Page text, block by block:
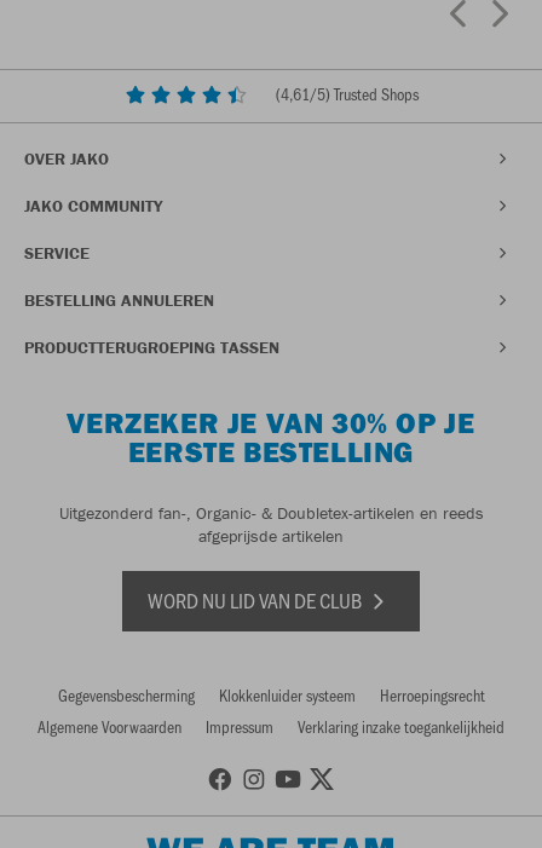
(4,61/5) Trusted Shops
OVER JAKO
JAKO COMMUNITY
SERVICE
BESTELLING ANNULEREN
PRODUCTTERUGROEPING TASSEN
VERZEKER JE VAN 30% OP JE
EERSTE BESTELLING
Uitgezonderd fan-, Organic- & Doubletex-artikelen en reeds
afgeprijsde artikelen
WORD NU LID VAN DE CLUB
Gegevensbescherming Klokkenluider systeem
Herroepingsrecht
Algemene Voorwaarden
Impressum Verklaring inzake toegankelijkheid